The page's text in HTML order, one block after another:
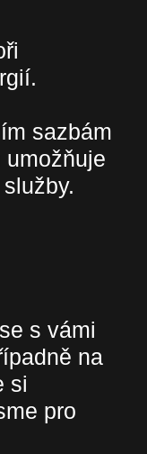
sazbám
umožňuje
s vámi
na
si
pro